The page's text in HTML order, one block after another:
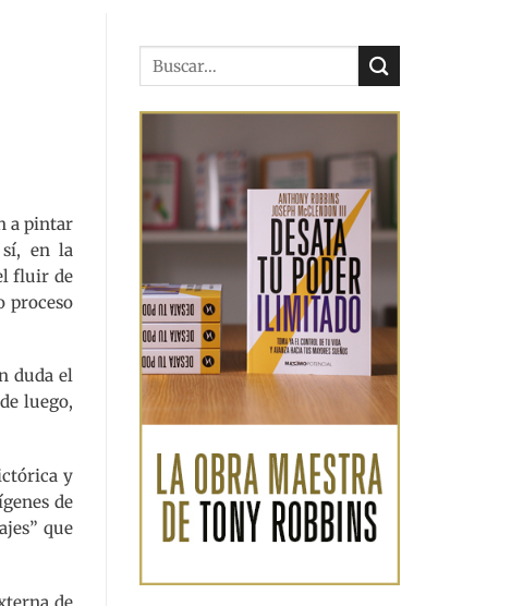
a pintar
en la
fluir de
proceso
duda el
luego,
y
de
que